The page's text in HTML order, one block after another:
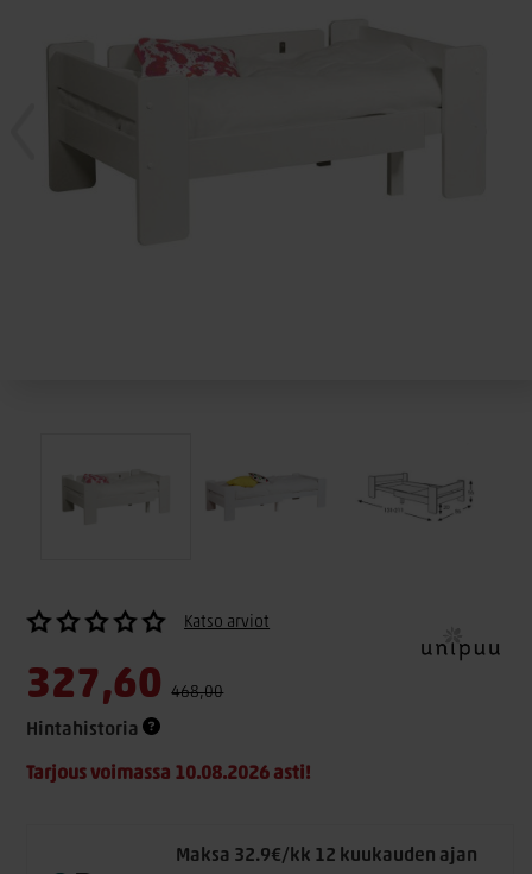
Katso arviot
327,60 468,00
Hintahistoria
Tarjous voimassa 10.08.2026 asti!
Maksa 32.9€/kk 12 kuukauden ajan